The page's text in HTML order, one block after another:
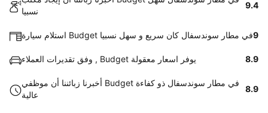
نسبيا
9.4
استلام سيارة Budget في مطار سوندسفال كان سريع و سهل نسبيا9
وفق تقديرات العملاء , Budget يوفر اسعار معقولة 8.9
أخبرنا زبائننا أن موظفي Budget في مطار سوندسفال ذو كفاءة
عالية
8.9